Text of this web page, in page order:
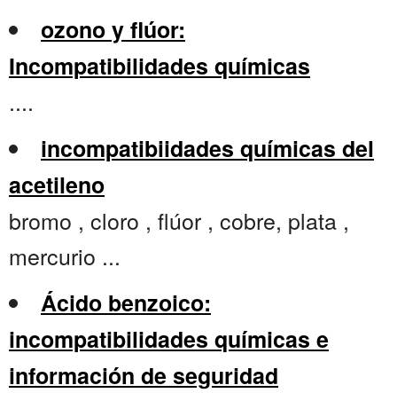
ozono y flúor:
Incompatibilidades químicas
....
incompatibiidades químicas del
acetileno
bromo , cloro , flúor , cobre, plata ,
mercurio ...
Ácido benzoico:
incompatibilidades químicas e
información de seguridad